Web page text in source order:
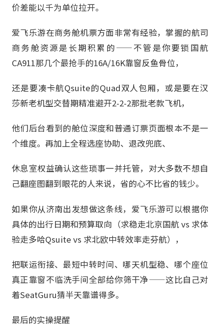
价差能以千为单位拉开。
爱飞乐游在商务舱机票方面非常有经验，掌握的航司
商务舱资源是长期积累的——不管是你要锁国航
CA911那几个最抢手的16A/16K靠窗反鱼骨位，
还是要凑卡航Qsuite的Quad双人包厢，或是要在汉
莎新老机型交替期精准避开2-2-2那批老款飞机，
他们后台看到的舱位深度和普通订票页面根本不是一
个维度。再加上全程选座协助、退改兜底、
休息室权益确认这些琐事一并托管，对大多数不想自
己翻座图翻到眼花的人来说，省的心不比省的钱少。
如果你从济南出发想做这条线，爱飞乐游可以根据你
具体的出行日期和预算取向（求稳走北京国航 vs 求体
验走多哈Qsuite vs 求北欧中转效率走芬航），
把联运衔接、最短中转时间、哪天机型稳、哪个座位
真正靠窗不临洗手间全部给你筛干净——这比自己对
着SeatGuru猜半天靠谱得多。
最后的实操提醒